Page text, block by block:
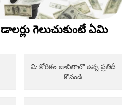
గెలుచుకుంటే ఏమి
మీ కోరికల జాబితాలో ఉన్న ప్రతిదీ
కొనండి